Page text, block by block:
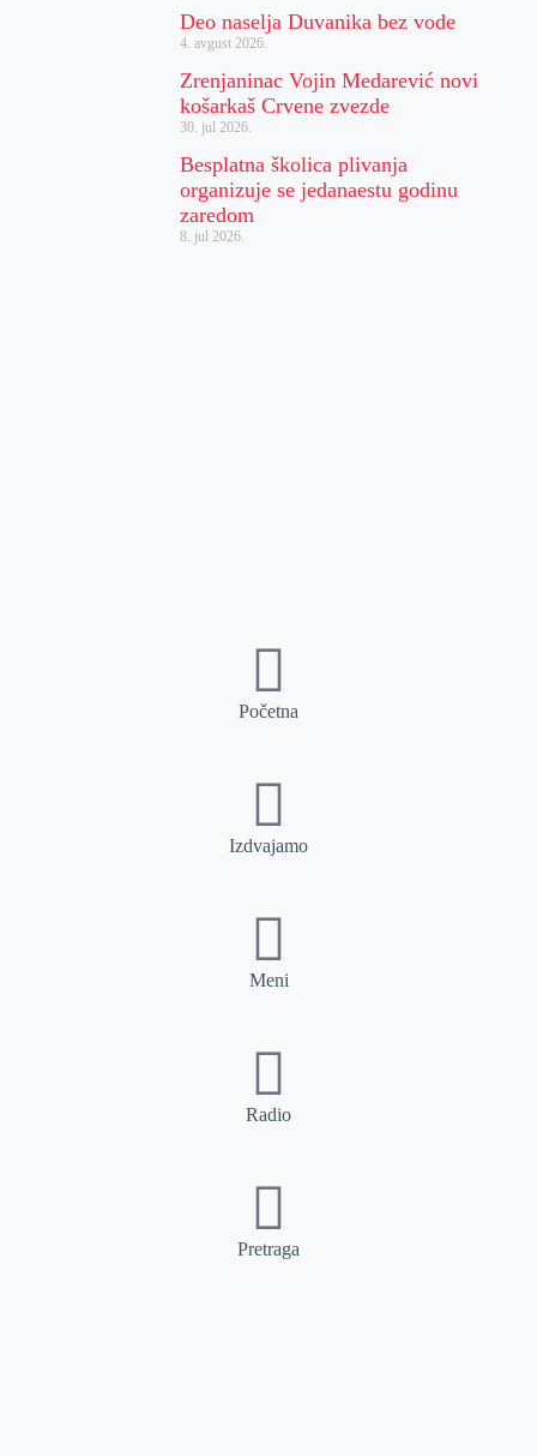
Deo naselja Duvanika bez vode
4. avgust 2026.
Zrenjaninac Vojin Medarević novi
košarkaš Crvene zvezde
30. jul 2026.
Besplatna školica plivanja
organizuje se jedanaestu godinu
zaredom
8. jul 2026.
Početna
Izdvajamo
Meni
Radio
Pretraga